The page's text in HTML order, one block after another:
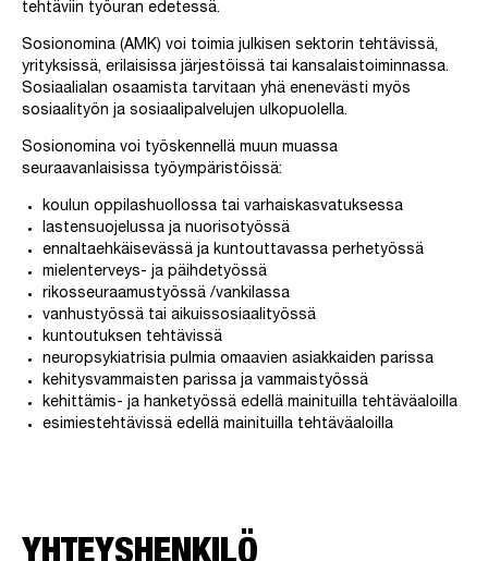
tehtäviin työuran edetessä.
Sosionomina (AMK) voi toimia julkisen sektorin tehtävissä,
yrityksissä, erilaisissa järjestöissä tai kansalaistoiminnassa.
Sosiaalialan osaamista tarvitaan yhä enenevästi myös
sosiaalityön ja sosiaalipalvelujen ulkopuolella.
Sosionomina voi työskennellä muun muassa
seuraavanlaisissa työympäristöissä:
koulun oppilashuollossa tai varhaiskasvatuksessa
lastensuojelussa ja nuorisotyössä
ennaltaehkäisevässä ja kuntouttavassa perhetyössä
mielenterveys- ja päihdetyössä
rikosseuraamustyössä /vankilassa
vanhustyössä tai aikuissosiaalityössä
kuntoutuksen tehtävissä
neuropsykiatrisia pulmia omaavien asiakkaiden parissa
kehitysvammaisten parissa ja vammaistyössä
kehittämis- ja hanketyössä edellä mainituilla tehtäväaloilla
esimiestehtävissä edellä mainituilla tehtäväaloilla